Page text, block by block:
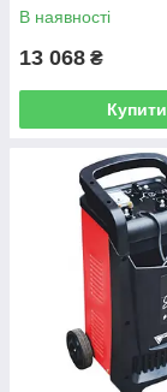
В наявності
13 068 ₴
Купити